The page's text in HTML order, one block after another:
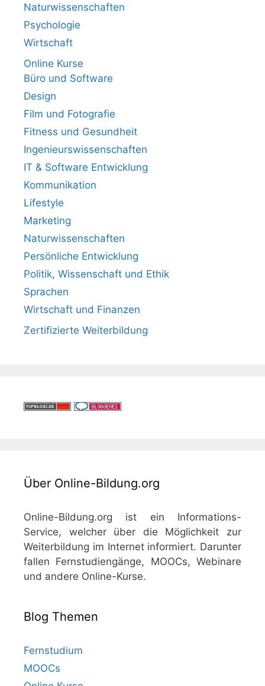
Naturwissenschaften
Psychologie
Wirtschaft
Online Kurse
Büro und Software
Design
Film und Fotografie
Fitness und Gesundheit
Ingenieurswissenschaften
IT & Software Entwicklung
Kommunikation
Lifestyle
Marketing
Naturwissenschaften
Persönliche Entwicklung
Politik, Wissenschaft und Ethik
Sprachen
Wirtschaft und Finanzen
Zertifizierte Weiterbildung
Über Online-Bildung.org
Online-Bildung.org ist ein Informations-
Service, welcher über die Möglichkeit zur
Weiterbildung im Internet informiert. Darunter
fallen Fernstudiengänge, MOOCs, Webinare
und andere Online-Kurse.
Blog Themen
Fernstudium
MOOCs